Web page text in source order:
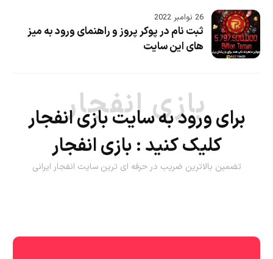
26 نوامبر 2022
ثبت نام در پوکر پروز و راهنمای ورود به میز
های این سایت
بازی انفجار
برای ورود به سایت بازی انفجار
کلیک کنید : بازی انفجار
تضمین بالاترین ضریب در حرفه ای ترین سایت انفجار ایرانی